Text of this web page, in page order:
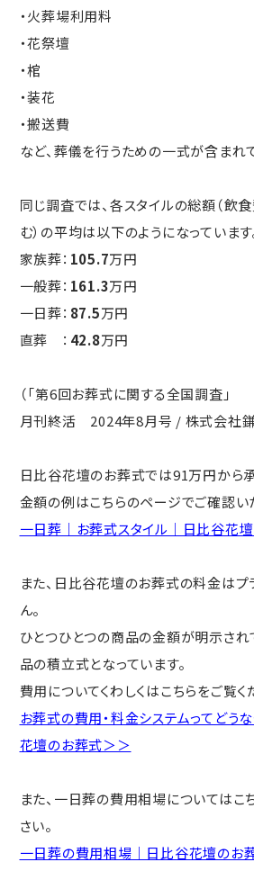
・火葬場利用料
・花祭壇
・棺
・装花
・搬送費
など、葬儀を行うための一式が含まれ
同じ調査では、各スタイルの総額（飲
む）の平均は以下のようになっています
家族葬： 105.7万円
一般葬： 161.3万円
一日葬： 87.5万円
直葬 ： 42.8万円
（「第6回お葬式に関する全国調査」
月刊終活 2024年8月号 / 株式会社
日比谷花壇のお葬式では91万円から承
金額の例はこちらのページでご確認い
一日葬｜お葬式スタイル｜日比谷花
また、日比谷花壇のお葬式の料金はプ
ん。
ひとつひとつの商品の金額が明示され
品の積立式となっています。
費用についてくわしくはこちらをご覧く
お葬式の費用・料金システムってどう
花壇のお葬式＞＞
また、一日葬の費用相場についてはこ
さい。
一日葬の費用相場｜日比谷花壇のお